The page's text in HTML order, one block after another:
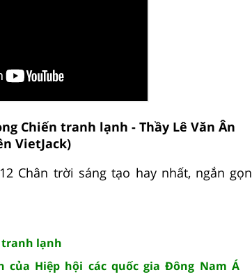
Chiến tranh lạnh - Thầy Lê Văn Ân
VietJack)
Chân trời sáng tạo hay nhất, ngắn gọn
tranh lạnh
Hiệp hội các quốc gia Đông Nam Á